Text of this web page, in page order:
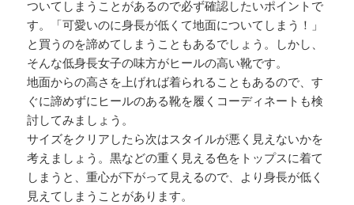
ついてしまうことがあるので必ず確認したいポイントで
す。「可愛いのに身長が低くて地面についてしまう！」
と買うのを諦めてしまうこともあるでしょう。しかし、
そんな低身長女子の味方がヒールの高い靴です。
地面からの高さを上げれば着られることもあるので、す
ぐに諦めずにヒールのある靴を履くコーディネートも検
討してみましょう。
サイズをクリアしたら次はスタイルが悪く見えないかを
考えましょう。黒などの重く見える色をトップスに着て
しまうと、重心が下がって見えるので、より身長が低く
見えてしまうことがあります。